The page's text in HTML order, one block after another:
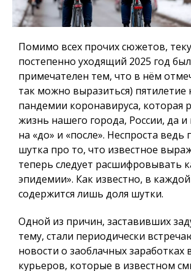
Помимо всех прочих сюжетов,
постепенно уходящий 2025 год был
примечателен тем, что в нём
так можно выразиться) пятилетие
пандемии коронавируса, которая
жизнь нашего города, России, да
на «до» и «после». Неспроста ведь
шутка про то, что известное
теперь следует расшифровывать
эпидемии». Как известно, в
содержится лишь доля шутки.
Одной из причин, заставивших
тему, стали периодически
новости о заоблачных
курьеров, которые в известном